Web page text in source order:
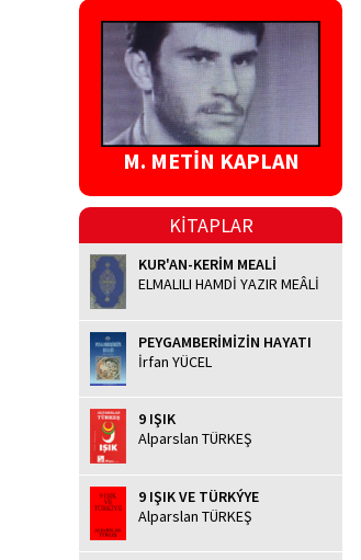
M. METİN KAPLAN
KİTAPLAR
KUR'AN-KERİM MEALİ
ELMALILI HAMDİ YAZIR MEÂLİ
PEYGAMBERİMİZİN HAYATI
İrfan YÜCEL
9 IŞIK
Alparslan TÜRKEŞ
9 IŞIK VE TÜRKÝYE
Alparslan TÜRKEŞ